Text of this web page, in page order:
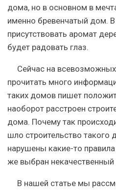
дома, но в основном в
именно бревенчатый дом.
присутствовать аромат
будет радовать глаз.
Сейчас на
прочитать много
таких домов пишет
наоборот расстроен
дома. Почему так
шло строительство
нарушены какие-то правила
же выбран некачественный
В нашей статье мы